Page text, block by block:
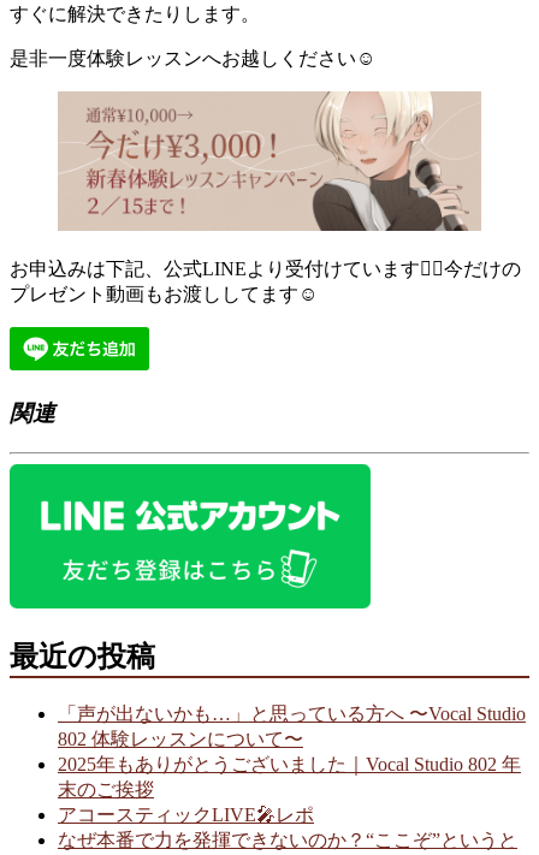
すぐに解決できたりします。
是非一度体験レッスンへお越しください☺︎
お申込みは下記、公式LINEより受付けています👇🏻今だけの
プレゼント動画もお渡ししてます☺︎
関連
最近の投稿
「声が出ないかも…」と思っている方へ 〜Vocal Studio
802 体験レッスンについて〜
2025年もありがとうございました｜Vocal Studio 802 年
末のご挨拶
アコースティックLIVE🎤レポ
なぜ本番で力を発揮できないのか？“ここぞ”というと